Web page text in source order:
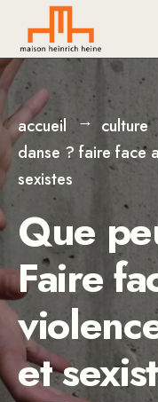
content
accueil culture
danse ? faire face
sexistes
Que
Faire
et